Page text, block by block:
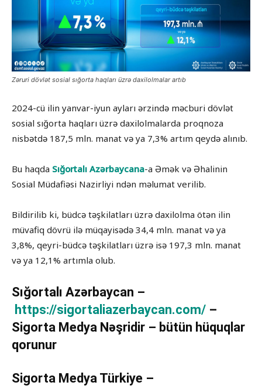
Zəruri dövlət sosial sığorta haqları üzrə daxilolmalar artıb
2024-cü ilin yanvar-iyun ayları ərzində məcburi dövlət
sosial sığorta haqları üzrə daxilolmalarda proqnoza
nisbətdə 187,5 mln. manat və ya 7,3% artım qeydə alınıb.
Bu haqda Sığortalı Azərbaycana-a Əmək və Əhalinin
Sosial Müdafiəsi Nazirliyi ndən məlumat verilib.
Bildirilib ki, büdcə təşkilatları üzrə daxilolma ötən ilin
müvafiq dövrü ilə müqayisədə 34,4 mln. manat və ya
3,8%, qeyri-büdcə təşkilatları üzrə isə 197,3 mln. manat
və ya 12,1% artımla olub.
Sığortalı Azərbaycan –
https://sigortaliazerbaycan.com/ –
Sigorta Medya Nəşridir – bütün hüquqlar
qorunur
Sigorta Medya Türkiye –